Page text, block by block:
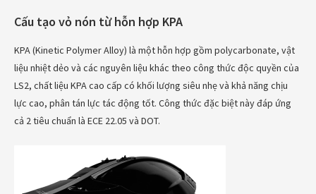
Cấu tạo vỏ nón từ hỗn hợp KPA
KPA (Kinetic Polymer Alloy) là một hỗn hợp gồm polycarbonate, vật
liệu nhiệt dẻo và các nguyên liệu khác theo công thức độc quyền của
LS2, chất liệu KPA cao cấp có khối lượng siêu nhẹ và khả năng chịu
lực cao, phân tán lực tác động tốt. Công thức đặc biệt này đáp ứng
cả 2 tiêu chuẩn là ECE 22.05 và DOT.